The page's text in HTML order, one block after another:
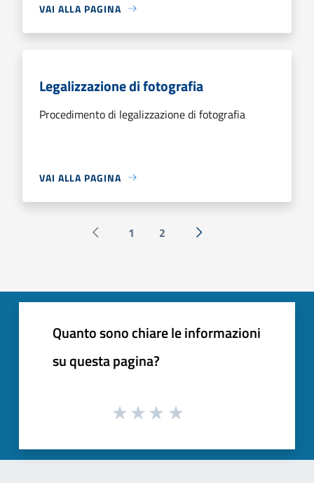
VAI ALLA PAGINA
Legalizzazione di fotografia
Procedimento di legalizzazione di fotografia
VAI ALLA PAGINA
Pagina precedente
1 2 Successiva »
Quanto sono chiare le informazioni
su questa pagina?